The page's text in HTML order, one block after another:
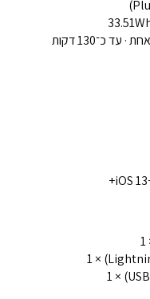
כ־45–73 דקות לסוללה אחת · עד כ־130 דקות